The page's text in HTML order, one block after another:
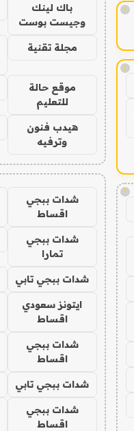
!
!
!
باك لينك
وجيست بوست
مجلة تقنية
موقع حالة
للتعليم
هيدب فنون
وترفيه
شدات ببجي
اقساط
شدات ببجي
تمارا
شدات ببجي تابي
ايتونز سعودي
اقساط
شدات ببجي
اقساط
شدات ببجي تابي
شدات ببجي
اقساط